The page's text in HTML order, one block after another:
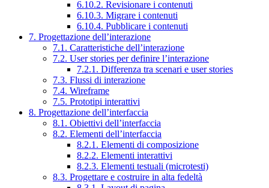
6.10.2. Revisionare i contenuti
6.10.3. Migrare i contenuti
6.10.4. Pubblicare i contenuti
7. Progettazione dell’interazione
7.1. Caratteristiche dell’interazione
7.2. User stories per definire l’interazione
7.2.1. Differenza tra scenari e user stories
7.3. Flussi di interazione
7.4. Wireframe
7.5. Prototipi interattivi
8. Progettazione dell’interfaccia
8.1. Obiettivi dell’interfaccia
8.2. Elementi dell’interfaccia
8.2.1. Elementi di composizione
8.2.2. Elementi interattivi
8.2.3. Elementi testuali (microtesti)
8.3. Progettare e costruire in alta fedeltà